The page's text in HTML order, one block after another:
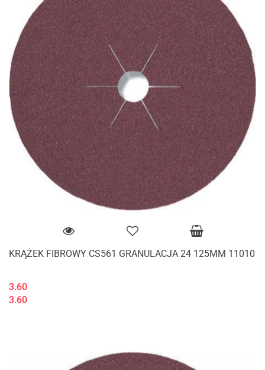
KRĄŻEK FIBROWY CS561 GRANULACJA 24 125MM 11010
3.60
3.60